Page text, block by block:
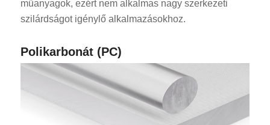
műanyagok, ezért nem alkalmas nagy szerkezeti
szilárdságot igénylő alkalmazásokhoz.
Polikarbonát (PC)